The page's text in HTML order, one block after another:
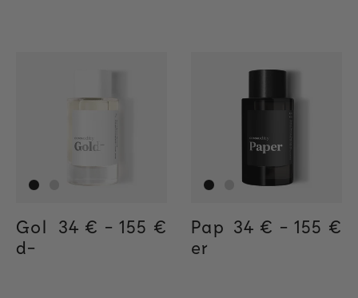
Gol
d-
Regular price
34 € - 155 €
Regular price
155€
Regular price
34€
Pap
er
Regular price
34 € - 155 €
155€
34€